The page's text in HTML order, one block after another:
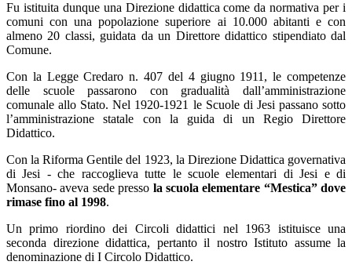
Fu istituita dunque una Direzione didattica come da normativa per i
comuni con una popolazione superiore ai 10.000 abitanti e con
almeno 20 classi, guidata da un Direttore didattico stipendiato dal
Comune.
Con la Legge Credaro n. 407 del 4 giugno 1911, le competenze
delle scuole passarono con gradualità dall’amministrazione
comunale allo Stato. Nel 1920-1921 le Scuole di Jesi passano sotto
l’amministrazione statale con la guida di un Regio Direttore
Didattico.
Con la Riforma Gentile del 1923, la Direzione Didattica governativa
di Jesi - che raccoglieva tutte le scuole elementari di Jesi e di
Monsano- aveva sede presso la scuola elementare “Mestica” dove
rimase fino al 1998.
Un primo riordino dei Circoli didattici nel 1963 istituisce una
seconda direzione didattica, pertanto il nostro Istituto assume la
denominazione di I Circolo Didattico.